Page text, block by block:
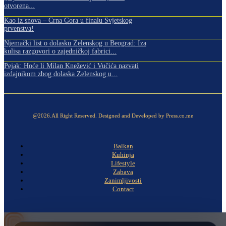
otvorena...
Kao iz snova – Crna Gora u finalu Svjetskog
prvenstva!
Njemački list o dolasku Zelenskog u Beograd: Iza
kulisa razgovori o zajedničkoj fabrici...
Pejak: Hoće li Milan Knežević i Vučića nazvati
izdajnikom zbog dolaska Zelenskog u...
@2026.All Right Reserved. Designed and Developed by Press.co.me
Balkan
Kuhinja
Lifestyle
Zabava
Zanimljivosti
Contact